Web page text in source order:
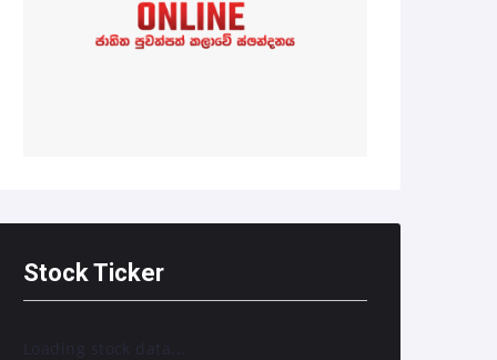
Stock Ticker
Loading stock data...